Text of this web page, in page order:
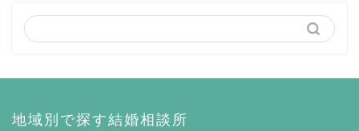
地域別で探す結婚相談所